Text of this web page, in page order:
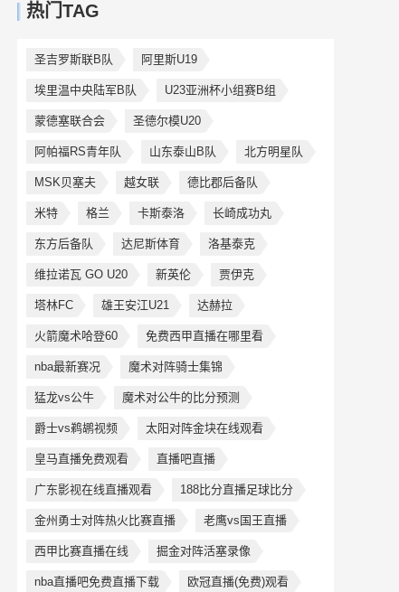
热门TAG
圣吉罗斯联B队 阿里斯U19
埃里温中央陆军B队 U23亚洲杯小组赛B组
蒙德塞联合会 圣德尔模U20
阿帕福RS青年队 山东泰山B队 北方明星队
MSK贝塞夫 越女联 德比郡后备队
米特 格兰 卡斯泰洛 长崎成功丸
东方后备队 达尼斯体育 洛基泰克
维拉诺瓦 GO U20 新英伦 贾伊克
塔林FC 雄王安江U21 达赫拉
火箭魔术哈登60 免费西甲直播在哪里看
nba最新赛况 魔术对阵骑士集锦
猛龙vs公牛 魔术对公牛的比分预测
爵士vs鹈鹕视频 太阳对阵金块在线观看
皇马直播免费观看 直播吧直播
广东影视在线直播观看 188比分直播足球比分
金州勇士对阵热火比赛直播 老鹰vs国王直播
西甲比赛直播在线 掘金对阵活塞录像
nba直播吧免费直播下载 欧冠直播(免费)观看